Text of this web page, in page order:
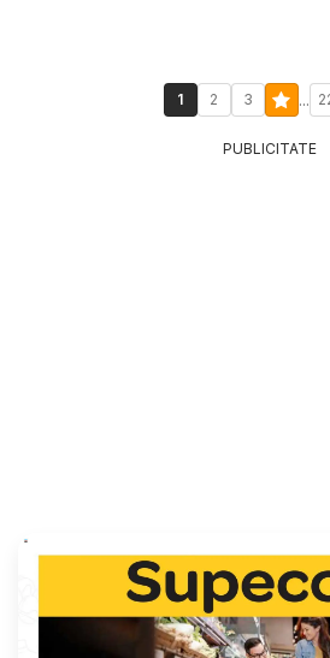
1 2 3 ...
PUBLICITATE